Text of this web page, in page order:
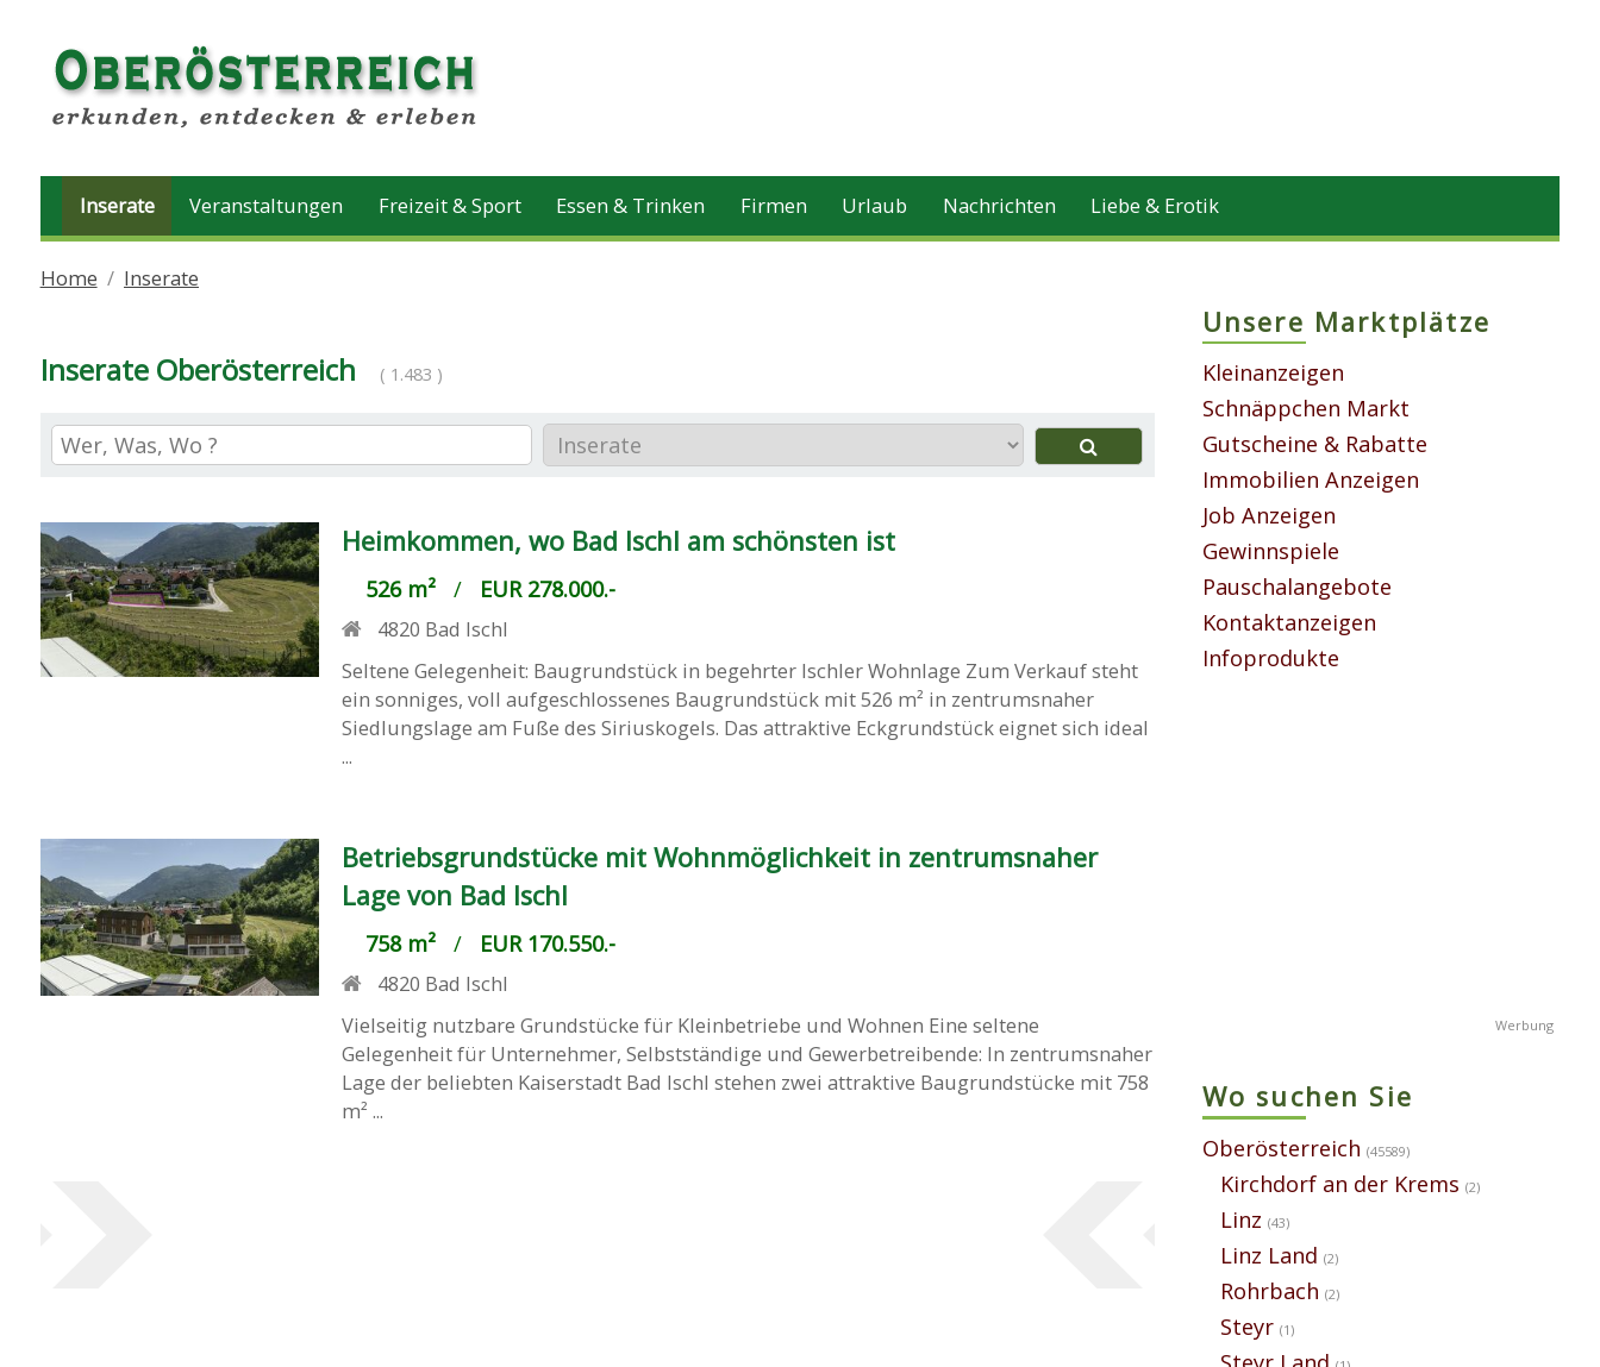
Inserate Veranstaltungen Freizeit & Sport Essen & Trinken Firmen Urlaub Nachrichten Liebe & Erotik
Home Inserate
Inserate Oberösterreich ( 1.483 )
Heimkommen, wo Bad Ischl am schönsten ist
526 m²/ EUR 278.000.-
4820 Bad Ischl
Seltene Gelegenheit: Baugrundstück in begehrter Ischler Wohnlage Zum Verkauf steht
ein sonniges, voll aufgeschlossenes Baugrundstück mit 526 m² in zentrumsnaher
Siedlungslage am Fuße des Siriuskogels. Das attraktive Eckgrundstück eignet sich ideal
...
Betriebsgrundstücke mit Wohnmöglichkeit in zentrumsnaher
Lage von Bad Ischl
758 m²/ EUR 170.550.-
4820 Bad Ischl
Vielseitig nutzbare Grundstücke für Kleinbetriebe und Wohnen Eine seltene
Gelegenheit für Unternehmer, Selbstständige und Gewerbetreibende: In zentrumsnaher
Lage der beliebten Kaiserstadt Bad Ischl stehen zwei attraktive Baugrundstücke mit 758
m² ...
Unsere Marktplätze
Kleinanzeigen
Schnäppchen Markt
Gutscheine & Rabatte
Immobilien Anzeigen
Job Anzeigen
Gewinnspiele
Pauschalangebote
Kontaktanzeigen
Infoprodukte
Wo suchen Sie
Oberösterreich (45589)
Kirchdorf an der Krems (2)
Linz (43)
Linz Land (2)
Rohrbach (2)
Steyr (1)